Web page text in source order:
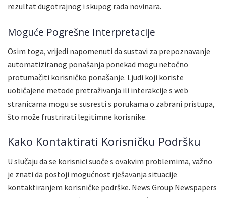
rezultat dugotrajnog i skupog rada novinara.
Moguće Pogrešne Interpretacije
Osim toga, vrijedi napomenuti da sustavi za prepoznavanje
automatiziranog ponašanja ponekad mogu netočno
protumačiti korisničko ponašanje. Ljudi koji koriste
uobičajene metode pretraživanja ili interakcije s web
stranicama mogu se susresti s porukama o zabrani pristupa,
što može frustrirati legitimne korisnike.
Kako Kontaktirati Korisničku Podršku
U slučaju da se korisnici suoče s ovakvim problemima, važno
je znati da postoji mogućnost rješavanja situacije
kontaktiranjem korisničke podrške. News Group Newspapers